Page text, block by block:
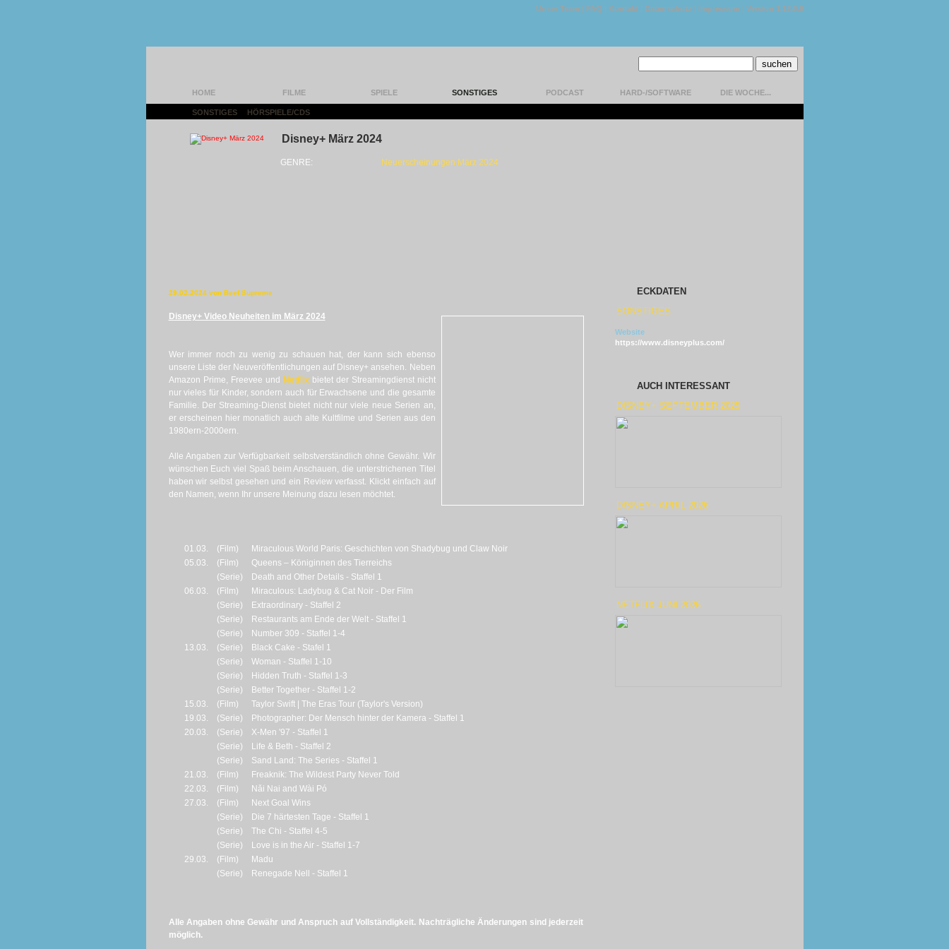
Unser Team | FAQ | Kontakt | Datenschutz | Impressum | Version 1.13.0.9
HOME FILME SPIELE SONSTIGES PODCAST HARD-/SOFTWARE DIE WOCHE...
SONSTIGES HÖRSPIELE/CDS
Disney+ März 2024
GENRE: Neuerscheinungen März 2024
29.02.2024 von Beef Supreme
Disney+ Video Neuheiten im März 2024
Wer immer noch zu wenig zu schauen hat, der kann sich ebenso
unsere Liste der Neuveröffentlichungen auf Disney+ ansehen. Neben
Amazon Prime, Freevee und Netflixbietet der Streamingdienst nicht
nur vieles für Kinder, sondern auch für Erwachsene und die gesamte
Familie. Der Streaming-Dienst bietet nicht nur viele neue Serien an,
er erscheinen hier monatlich auch alte Kultfilme und Serien aus den
1980ern-2000ern.
Alle Angaben zur Verfügbarkeit selbstverständlich ohne Gewähr. Wir
wünschen Euch viel Spaß beim Anschauen, die unterstrichenen Titel
haben wir selbst gesehen und ein Review verfasst. Klickt einfach auf
den Namen, wenn Ihr unsere Meinung dazu lesen möchtet.
01.03. (Film)
Miraculous World Paris: Geschichten von Shadybug und Claw Noir
05.03.
(Film)
Queens – Königinnen des Tierreichs
(Serie)
Death and Other Details - Staffel 1
06.03.
(Film)
Miraculous: Ladybug & Cat Noir - Der Film
(Serie)
Extraordinary - Staffel 2
(Serie)
Restaurants am Ende der Welt - Staffel 1
(Serie)
Number 309 - Staffel 1-4
13.03.
(Serie)
Black Cake - Stafel 1
(Serie)
Woman - Staffel 1-10
(Serie)
Hidden Truth - Staffel 1-3
(Serie)
Better Together - Staffel 1-2
15.03.
(Film)
Taylor Swift | The Eras Tour (Taylor's Version)
19.03.
(Serie)
Photographer: Der Mensch hinter der Kamera - Staffel 1
20.03.
(Serie)
X-Men '97 - Staffel 1
(Serie)
Life & Beth - Staffel 2
(Serie)
Sand Land: The Series - Staffel 1
21.03.
(Film)
Freaknik: The Wildest Party Never Told
22.03.
(Film)
Nǎi Nai and Wài Pó
27.03.
(Film)
Next Goal Wins
(Serie)
Die 7 härtesten Tage - Staffel 1
(Serie)
The Chi - Staffel 4-5
(Serie)
Love is in the Air - Staffel 1-7
29.03.
(Film)
Madu
(Serie)
Renegade Nell - Staffel 1
Alle Angaben ohne Gewähr und Anspruch auf Vollständigkeit. Nachträgliche Änderungen sind jederzeit
möglich.
ECKDATEN
SONSTIGES
Website
https://www.disneyplus.com/
AUCH INTERESSANT
DISNEY+ SEPTEMBER 2025
DISNEY+ APRIL 2026
NETFLIX JUNI 2026